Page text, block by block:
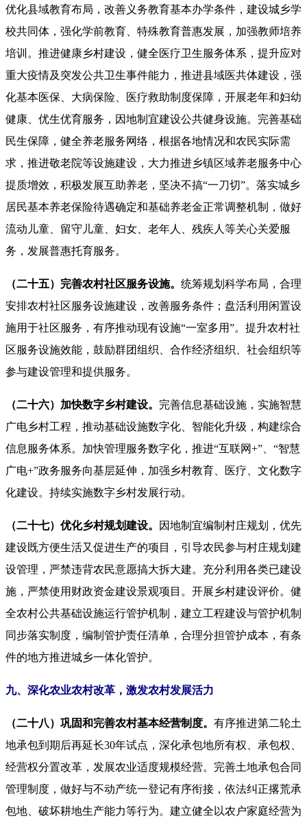
优化县域教育布局，改善义务教育基本办学条件，建设城乡学
校共同体，强化学前教育、特殊教育普惠发展，加强教师培养
培训。推进健康乡村建设，健全医疗卫生服务体系，提升应对
重大疫情及突发公共卫生事件能力，推进县域医共体建设，强
化基本医保、大病保险、医疗救助制度保障，开展老年和妇幼
健康、优生优育服务，因地制宜建设公共健身设施。完善基础
民生保障，健全养老服务网络，根据各地情况和农民实际需
求，推进敬老院等设施建设，大力推进乡镇区域养老服务中心
提质增效，积极发展互助养老，坚决不搞“一刀切”。落实城乡
居民基本养老保险待遇确定和基础养老金正常调整机制，做好
流动儿童、留守儿童、妇女、老年人、残疾人等关心关爱服
务，发展普惠托育服务。
（二十五）完善农村社区服务设施。 统筹规划科学布局，合理
安排农村社区服务设施建设，改善服务条件；盘活利用闲置设
施用于社区服务，有序推动现有设施“一室多用”。提升农村社
区服务设施效能，鼓励群团组织、合作经济组织、社会组织等
参与建设管理和提供服务。
（二十六）加快数字乡村建设。 完善信息基础设施，实施智慧
广电乡村工程，推动基础设施数字化、智能化升级，构建综合
信息服务体系。加快管理服务数字化，推进“互联网+”、“智慧
广电+”政务服务向基层延伸，加强乡村教育、医疗、文化数字
化建设。持续实施数字乡村发展行动。
（二十七）优化乡村规划建设。
因地制宜编制村庄规划，优先
建设既方便生活又促进生产的项目，引导农民参与村庄规划建
设管理，严禁违背农民意愿搞大拆大建。充分利用各类已建设
施，严禁使用财政资金建设景观项目。开展乡村建设评价。健
全农村公共基础设施运行管护机制，建立工程建设与管护机制
同步落实制度，编制管护责任清单，合理分担管护成本，有条
件的地方推进城乡一体化管护。
九、深化农业农村改革，激发农村发展活力
（二十八）巩固和完善农村基本经营制度。 有序推进第二轮土
地承包到期后再延长30年试点，深化承包地所有权、承包权、
经营权分置改革，发展农业适度规模经营。完善土地承包合同
管理制度，做好与不动产统一登记有序衔接，依法纠正撂荒承
包地、破坏耕地生产能力等行为。建立健全以农户家庭经营为